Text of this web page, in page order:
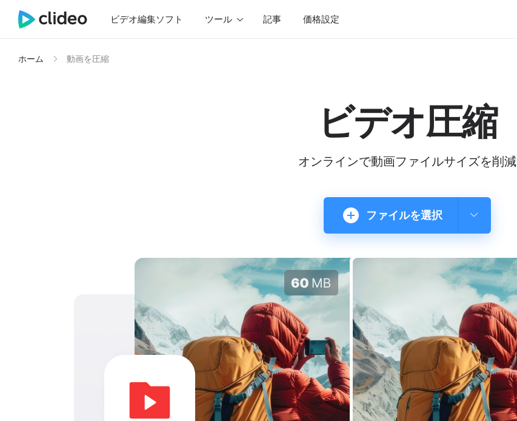
ビデオ編集ソフト ツール 記事 価格設定
ホーム 動画を圧縮
ビデオ圧縮
オンラインで動画ファイルサイズを削減
ファイルを選択